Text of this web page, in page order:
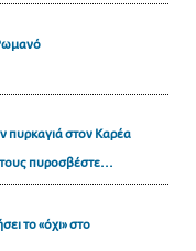
πυρκαγιά στον Καρέα
πυροσβέστε...
το «όχι» στο